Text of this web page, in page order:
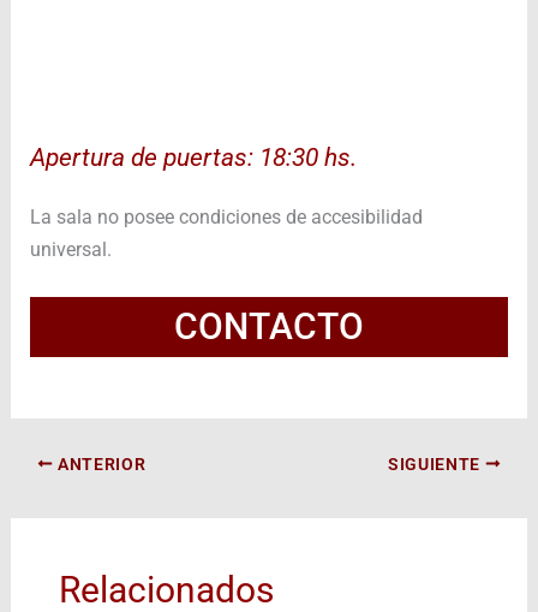
Apertura de puertas: 18:30 hs.
La sala no posee condiciones de accesibilidad
universal.
CONTACTO
ANTERIOR SIGUIENTE
Relacionados